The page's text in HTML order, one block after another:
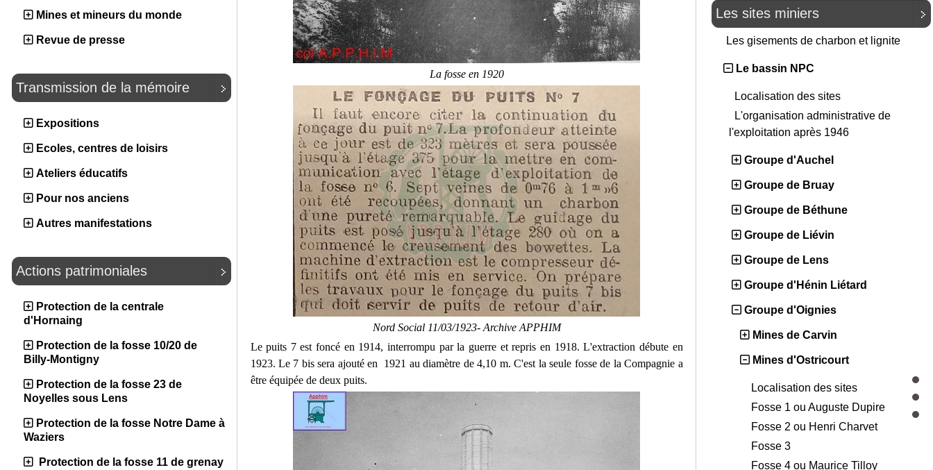
Mines et mineurs du monde
Revue de presse
Transmission de la mémoire
Expositions
Ecoles, centres de loisirs
Ateliers éducatifs
Pour nos anciens
Autres manifestations
Actions patrimoniales
Protection de la centrale
d'Hornaing
Protection de la fosse 10/20 de
Billy-Montigny
Protection de la fosse 23 de
Noyelles sous Lens
Protection de la fosse Notre Dame à
Waziers
Protection de la fosse 11 de grenay
La fosse en 1920
Nord Social 11/03/1923- Archive APPHIM
Le puits 7 est foncé en 1914, interrompu par la guerre et repris en 1918. L'extraction débute en
1923. Le 7 bis sera ajouté en 1921 au diamètre de 4,10 m. C'est la seule fosse de la Compagnie a
être équipée de deux puits.
Les sites miniers
Les gisements de charbon et lignite
Le bassin NPC
Localisation des sites
L'organisation administrative de
l'exploitation après 1946
Groupe d'Auchel
Groupe de Bruay
Groupe de Béthune
Groupe de Liévin
Groupe de Lens
Groupe d'Hénin Liétard
Groupe d'Oignies
Mines de Carvin
Mines d'Ostricourt
Localisation des sites
Fosse 1 ou Auguste Dupire
Fosse 2 ou Henri Charvet
Fosse 3
Fosse 4 ou Maurice Tilloy